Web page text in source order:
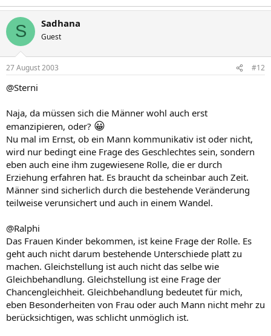
S Sadhana
Guest
27 August 2003 #12
@Sterni
Naja, da müssen sich die Männer wohl auch erst
emanzipieren, oder? 😀
Nu mal im Ernst, ob ein Mann kommunikativ ist oder nicht,
wird nur bedingt eine Frage des Geschlechtes sein, sondern
eben auch eine ihm zugewiesene Rolle, die er durch
Erziehung erfahren hat. Es braucht da scheinbar auch Zeit.
Männer sind sicherlich durch die bestehende Veränderung
teilweise verunsichert und auch in einem Wandel.
@Ralphi
Das Frauen Kinder bekommen, ist keine Frage der Rolle. Es
geht auch nicht darum bestehende Unterschiede platt zu
machen. Gleichstellung ist auch nicht das selbe wie
Gleichbehandlung. Gleichstellung ist eine Frage der
Chancengleichheit. Gleichbehandlung bedeutet für mich,
eben Besonderheiten von Frau oder auch Mann nicht mehr zu
berücksichtigen, was schlicht unmöglich ist.